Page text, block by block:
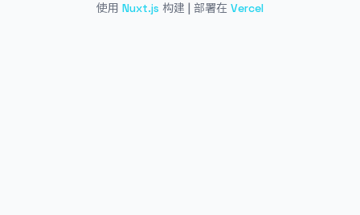
使用 Nuxt.js 构建 | 部署在 Vercel